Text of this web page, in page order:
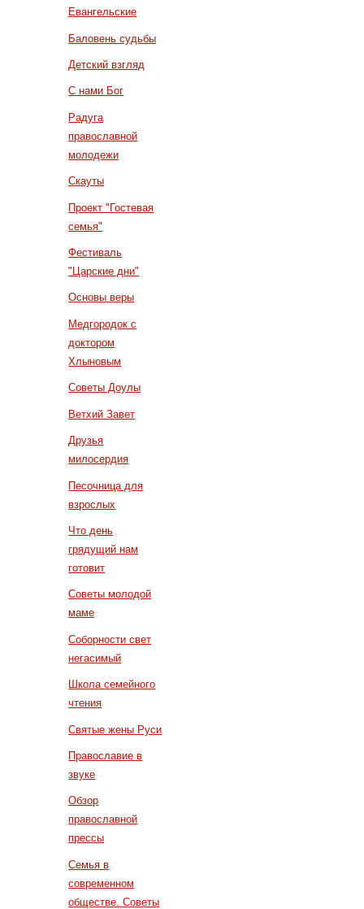
Евангельские
Баловень судьбы
Детский взгляд
С нами Бог
Радуга
православной
молодежи
Скауты
Проект "Гостевая
семья"
Фестиваль
"Царские дни"
Основы веры
Медгородок с
доктором
Хлыновым
Советы Доулы
Ветхий Завет
Друзья
милосердия
Песочница для
взрослых
Что день
грядущий нам
готовит
Советы молодой
маме
Соборности свет
негасимый
Школа семейного
чтения
Святые жены Руси
Православие в
звуке
Обзор
православной
прессы
Семья в
современном
обществе. Советы